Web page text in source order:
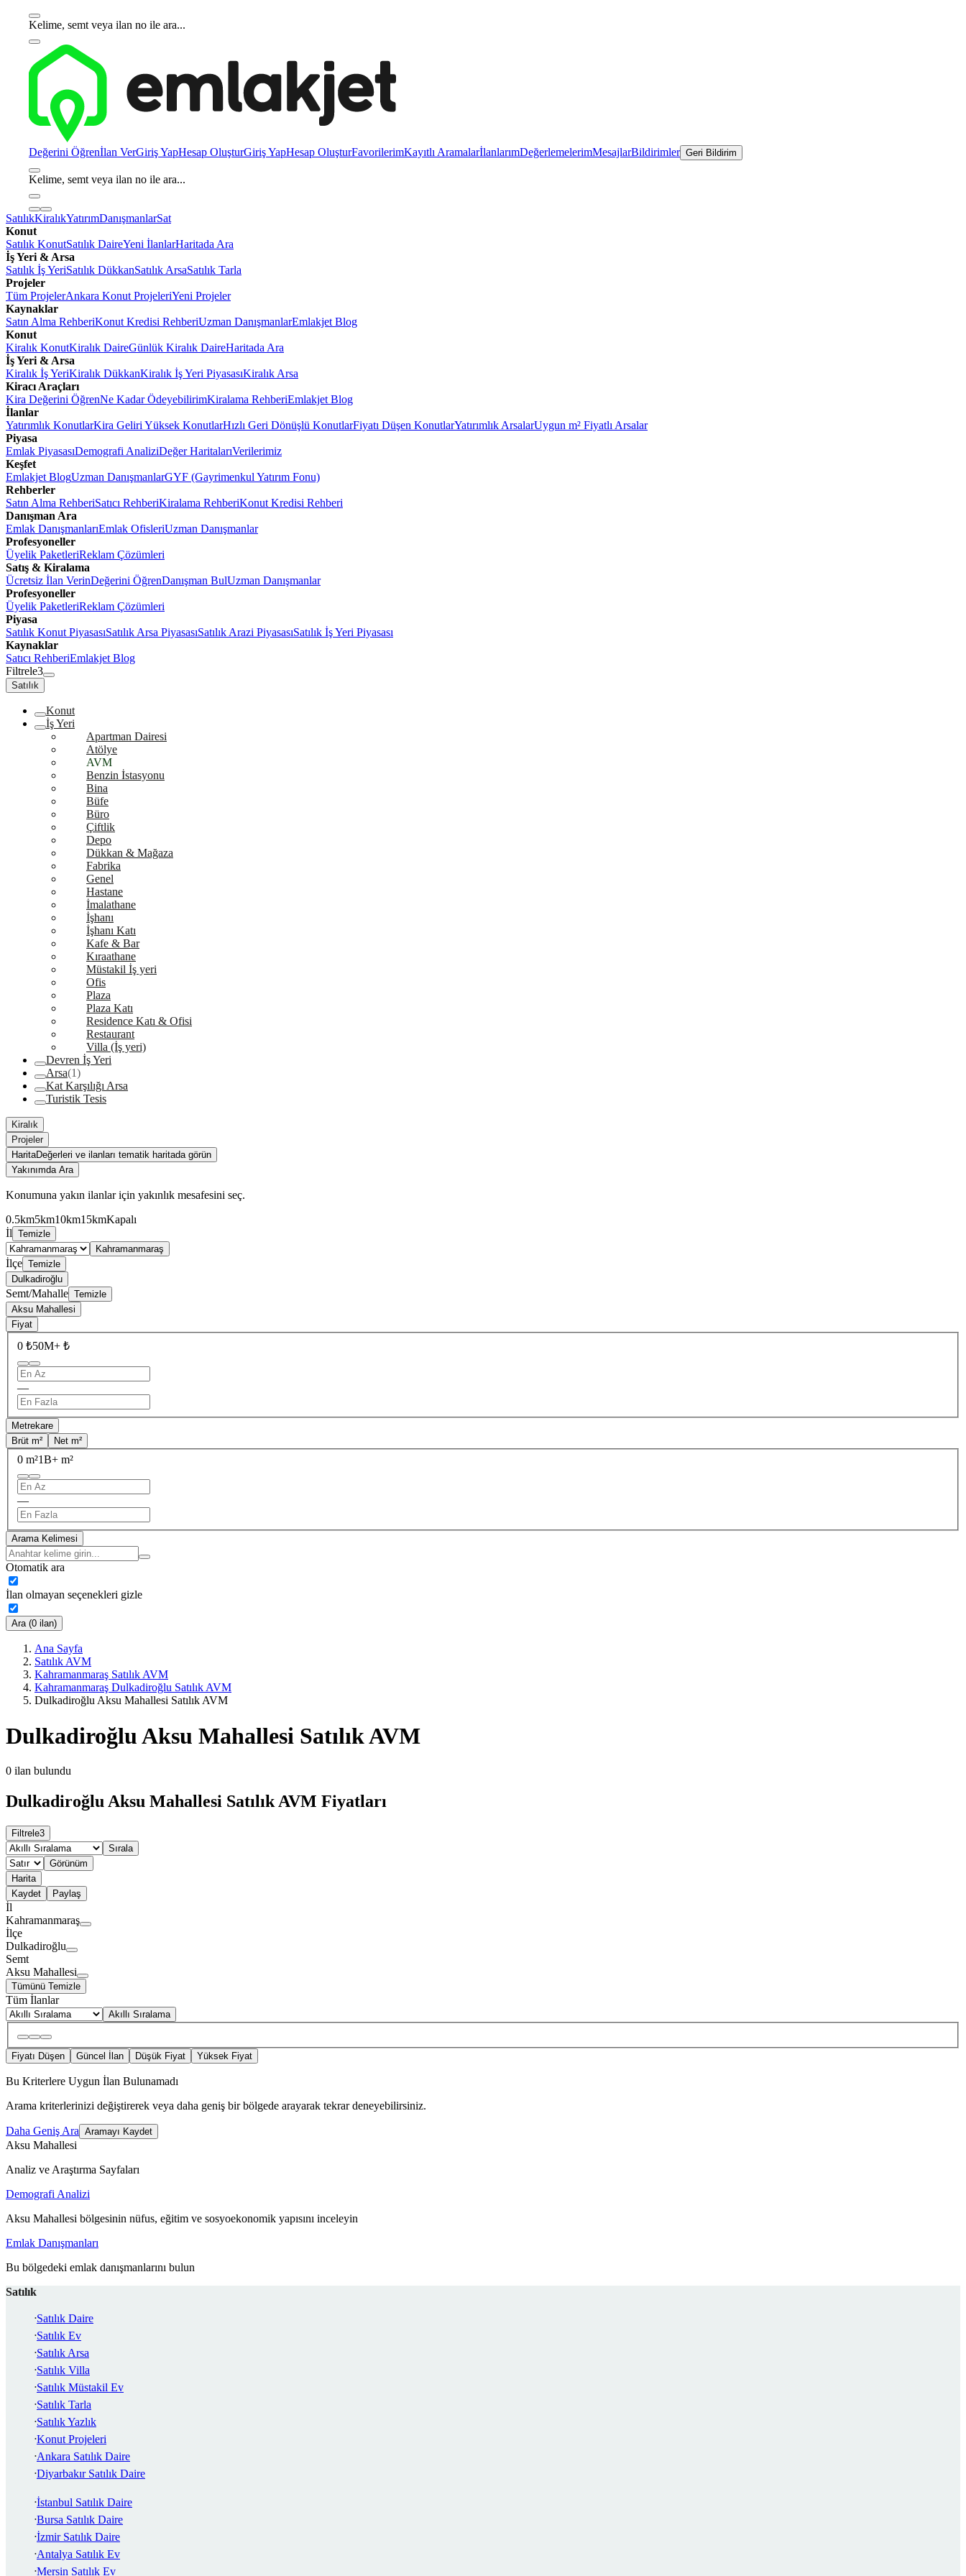
Kelime, semt veya ilan no ile ara...
Değerini Öğrenİlan VerGiriş YapHesap OluşturGiriş YapHesap OluşturFavorilerimKayıtlı AramalarİlanlarımDeğerlemelerimMesajlarBildirimler Geri Bildirim
Kelime, semt veya ilan no ile ara...
SatılıkKiralıkYatırımDanışmanlarSat
Konut
Satılık KonutSatılık DaireYeni İlanlarHaritada Ara
İş Yeri & Arsa
Satılık İş YeriSatılık DükkanSatılık ArsaSatılık Tarla
Projeler
Tüm ProjelerAnkara Konut ProjeleriYeni Projeler
Kaynaklar
Satın Alma RehberiKonut Kredisi RehberiUzman DanışmanlarEmlakjet Blog
Konut
Kiralık KonutKiralık DaireGünlük Kiralık DaireHaritada Ara
İş Yeri & Arsa
Kiralık İş YeriKiralık DükkanKiralık İş Yeri PiyasasıKiralık Arsa
Kiracı Araçları
Kira Değerini ÖğrenNe Kadar ÖdeyebilirimKiralama RehberiEmlakjet Blog
İlanlar
Yatırımlık KonutlarKira Geliri Yüksek KonutlarHızlı Geri Dönüşlü KonutlarFiyatı Düşen KonutlarYatırımlık ArsalarUygun m² Fiyatlı Arsalar
Piyasa
Emlak PiyasasıDemografi AnaliziDeğer HaritalarıVerilerimiz
Keşfet
Emlakjet BlogUzman DanışmanlarGYF (Gayrimenkul Yatırım Fonu)
Rehberler
Satın Alma RehberiSatıcı RehberiKiralama RehberiKonut Kredisi Rehberi
Danışman Ara
Emlak DanışmanlarıEmlak OfisleriUzman Danışmanlar
Profesyoneller
Üyelik PaketleriReklam Çözümleri
Satış & Kiralama
Ücretsiz İlan VerinDeğerini ÖğrenDanışman BulUzman Danışmanlar
Profesyoneller
Üyelik PaketleriReklam Çözümleri
Piyasa
Satılık Konut PiyasasıSatılık Arsa PiyasasıSatılık Arazi PiyasasıSatılık İş Yeri Piyasası
Kaynaklar
Satıcı RehberiEmlakjet Blog
Filtrele3
Satılık
Konut
İş Yeri
Apartman Dairesi
Atölye
AVM
Benzin İstasyonu
Bina
Büfe
Büro
Çiftlik
Depo
Dükkan & Mağaza
Fabrika
Genel
Hastane
İmalathane
İşhanı
İşhanı Katı
Kafe & Bar
Kıraathane
Müstakil İş yeri
Ofis
Plaza
Plaza Katı
Residence Katı & Ofisi
Restaurant
Villa (İş yeri)
Devren İş Yeri
Arsa(1)
Kat Karşılığı Arsa
Turistik Tesis
Kiralık
Projeler
HaritaDeğerleri ve ilanları tematik haritada görün
Yakınımda Ara
Konumuna yakın ilanlar için yakınlık mesafesini seç.
0.5km5km10km15kmKapalı
İl Temizle
Kahramanmaraş
İlçe Temizle
Dulkadiroğlu
Semt/Mahalle Temizle
Aksu Mahallesi
Fiyat
0 ₺50M+ ₺
—
Metrekare
Brüt m²
Net m²
0 m²1B+ m²
—
Arama Kelimesi
Otomatik ara
İlan olmayan seçenekleri gizle
Ara (0 ilan)
Ana Sayfa
Satılık AVM
Kahramanmaraş Satılık AVM
Kahramanmaraş Dulkadiroğlu Satılık AVM
Dulkadiroğlu Aksu Mahallesi Satılık AVM
Dulkadiroğlu Aksu Mahallesi Satılık AVM
0 ilan bulundu
Dulkadiroğlu Aksu Mahallesi Satılık AVM Fiyatları
Filtrele3
Sırala
Görünüm
Harita
Kaydet
Paylaş
İl
Kahramanmaraş
İlçe
Dulkadiroğlu
Semt
Aksu Mahallesi
Tümünü Temizle
Tüm İlanlar
Akıllı Sıralama
Fiyatı Düşen Güncel İlan Düşük Fiyat Yüksek Fiyat
Bu Kriterlere Uygun İlan Bulunamadı
Arama kriterlerinizi değiştirerek veya daha geniş bir bölgede arayarak tekrar deneyebilirsiniz.
Daha Geniş Ara Aramayı Kaydet
Aksu Mahallesi
Analiz ve Araştırma Sayfaları
Demografi Analizi
Aksu Mahallesi bölgesinin nüfus, eğitim ve sosyoekonomik yapısını inceleyin
Emlak Danışmanları
Bu bölgedeki emlak danışmanlarını bulun
Satılık
Satılık Daire
Satılık Ev
Satılık Arsa
Satılık Villa
Satılık Müstakil Ev
Satılık Tarla
Satılık Yazlık
Konut Projeleri
Ankara Satılık Daire
Diyarbakır Satılık Daire
İstanbul Satılık Daire
Bursa Satılık Daire
İzmir Satılık Daire
Antalya Satılık Ev
Mersin Satılık Ev